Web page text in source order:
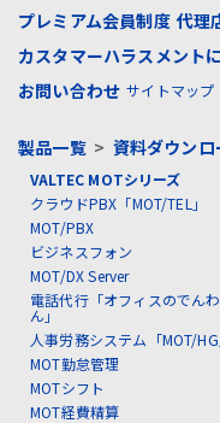
プレミアム会員制度 代理
カスタマーハラスメント
お問い合わせ サイトマップ
製品一覧> 資料ダウンロ
VALTEC MOTシリーズ
クラウドPBX「MOT/TEL」
MOT/PBX
ビジネスフォン
MOT/DX Server
電話代行「オフィスのでん
ん」
人事労務システム「MOT/HG
MOT勤怠管理
MOTシフト
MOT経費精算